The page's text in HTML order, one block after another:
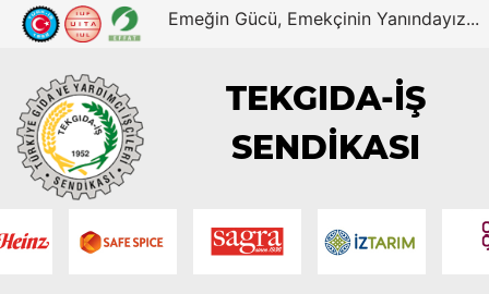
Emeğin Gücü, Emekçinin Yanındayız...
TEKGIDA-İŞ
SENDİKASI